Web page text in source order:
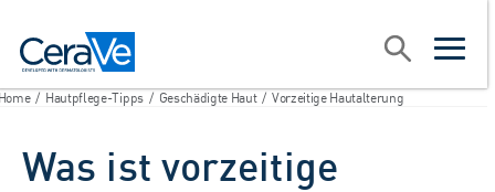
open
open
Suche
/ Hautpflege-Tipps / Geschädigte Haut / Vorzeitige Hautalterung
Was ist vorzeitige